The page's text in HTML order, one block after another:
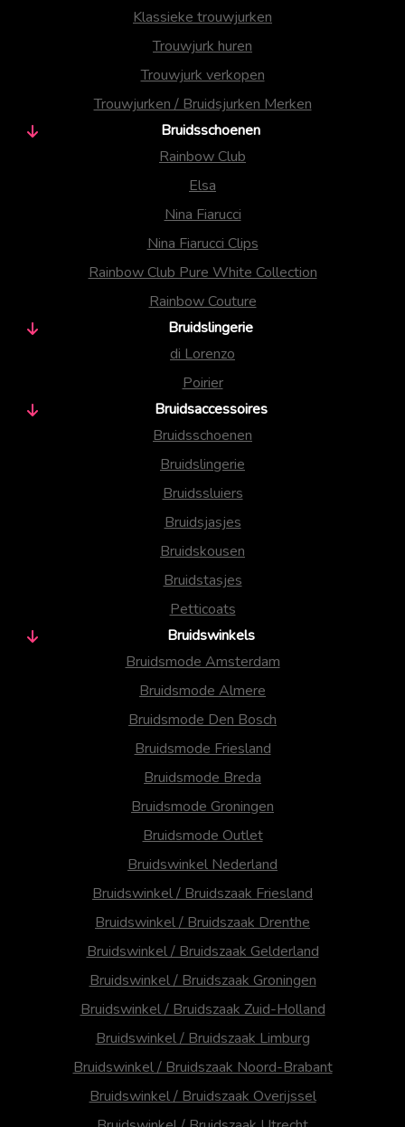
Klassieke trouwjurken
Trouwjurk huren
Trouwjurk verkopen
Trouwjurken / Bruidsjurken Merken
Bruidsschoenen
Rainbow Club
Elsa
Nina Fiarucci
Nina Fiarucci Clips
Rainbow Club Pure White Collection
Rainbow Couture
Bruidslingerie
di Lorenzo
Poirier
Bruidsaccessoires
Bruidsschoenen
Bruidslingerie
Bruidssluiers
Bruidsjasjes
Bruidskousen
Bruidstasjes
Petticoats
Bruidswinkels
Bruidsmode Amsterdam
Bruidsmode Almere
Bruidsmode Den Bosch
Bruidsmode Friesland
Bruidsmode Breda
Bruidsmode Groningen
Bruidsmode Outlet
Bruidswinkel Nederland
Bruidswinkel / Bruidszaak Friesland
Bruidswinkel / Bruidszaak Drenthe
Bruidswinkel / Bruidszaak Gelderland
Bruidswinkel / Bruidszaak Groningen
Bruidswinkel / Bruidszaak Zuid-Holland
Bruidswinkel / Bruidszaak Limburg
Bruidswinkel / Bruidszaak Noord-Brabant
Bruidswinkel / Bruidszaak Overijssel